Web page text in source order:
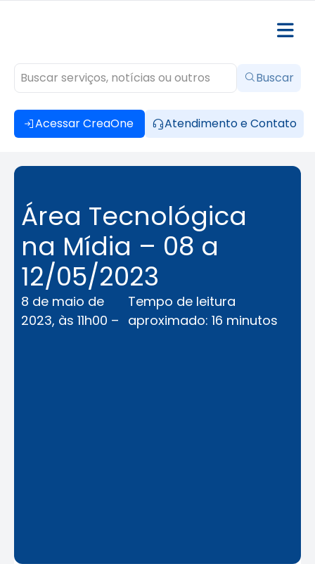
Acessar CreaOne Atendimento e Contato
Buscar
Área Tecnológica
na Mídia – 08 a
12/05/2023
8 de maio de
2023, às 11h00 –
Tempo de leitura
aproximado: 16 minutos